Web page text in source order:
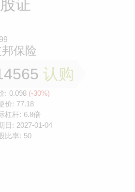
证
保险
认购
: 0.098 (-30%)
价: 77.18
杠杆: 6.8倍
日: 2027-01-04
比率: 50